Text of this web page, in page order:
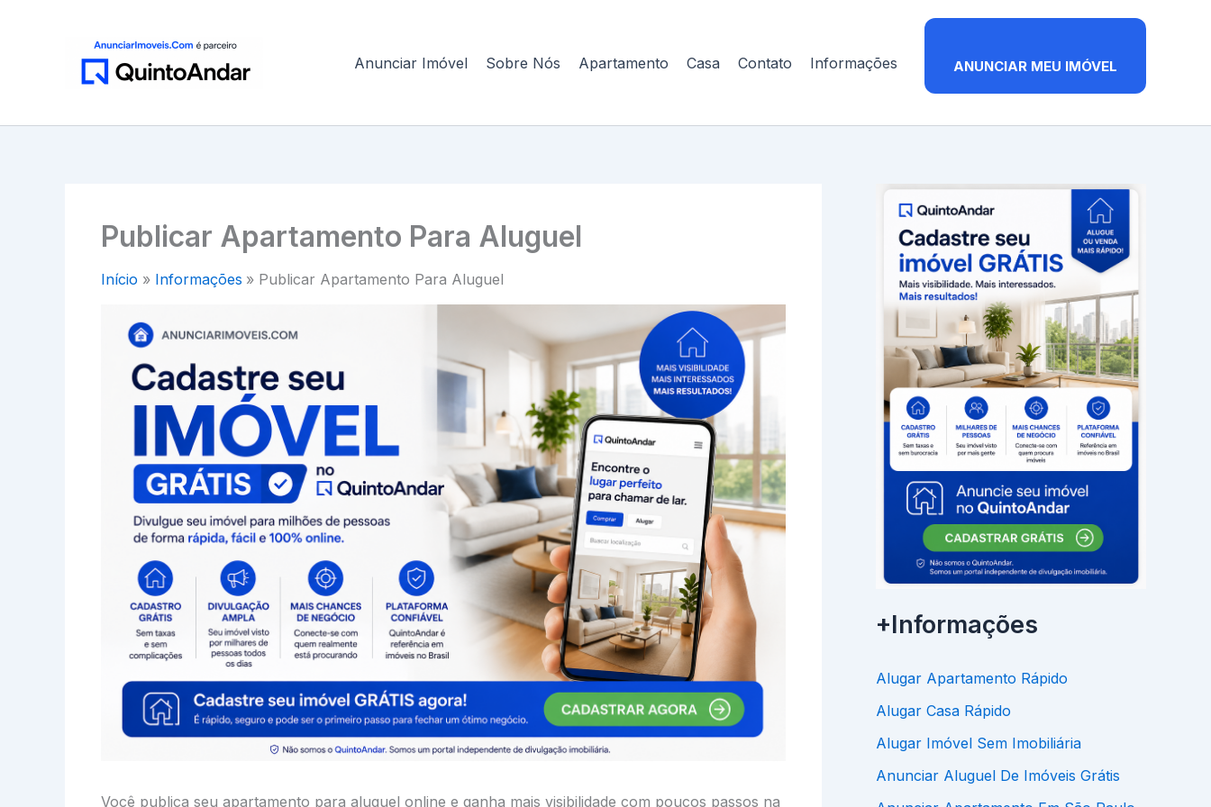
Anunciar Imóvel Sobre Nós Apartamento Casa Contato Informações ANUNCIAR MEU IMÓVEL
Publicar Apartamento Para Aluguel
Início Informações Publicar Apartamento Para Aluguel
Você publica seu apartamento para aluguel online e ganha mais visibilidade com poucos passos na
+Informações
Alugar Apartamento Rápido
Alugar Casa Rápido
Alugar Imóvel Sem Imobiliária
Anunciar Aluguel De Imóveis Grátis